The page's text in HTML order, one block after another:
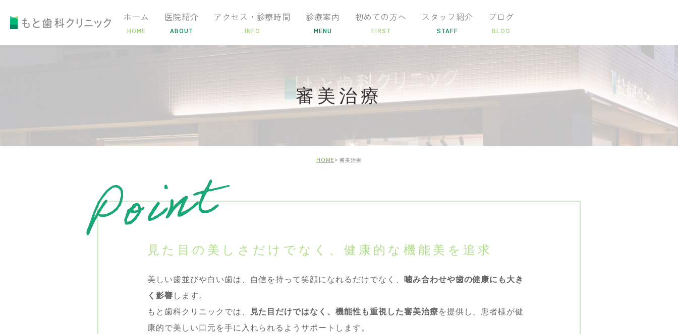
ホーム
HOME
医院紹介
ABOUT
アクセス・診療時間
INFO
診療案内
MENU
初めての方へ
FIRST
スタッフ紹介
STAFF
ブログ
BLOG
審美治療
HOME 審美治療
見た目の美しさだけでなく、健康的な機能美を追求
美しい歯並びや白い歯は、自信を持って笑顔になれるだけでなく、 噛み合わせや歯の健康にも大き
く影響します。
もと歯科クリニックでは、
見た目だけではなく、機能性も重視した審美治療を提供し、患者様が健
康的で美しい口元を手に入れられるようサポートします。